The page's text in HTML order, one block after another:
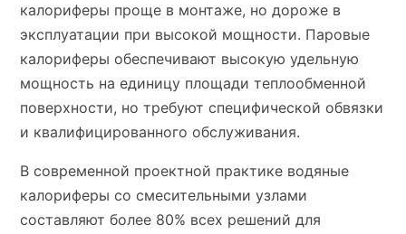
калориферы проще в монтаже, но дороже в
эксплуатации при высокой мощности. Паровые
калориферы обеспечивают высокую удельную
мощность на единицу площади теплообменной
поверхности, но требуют специфической обвязки
и квалифицированного обслуживания.
В современной проектной практике водяные
калориферы со смесительными узлами
составляют более 80% всех решений для